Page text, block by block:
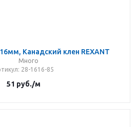
Канадский клен REXANT
Много
: 28-1616-85
51 руб./м